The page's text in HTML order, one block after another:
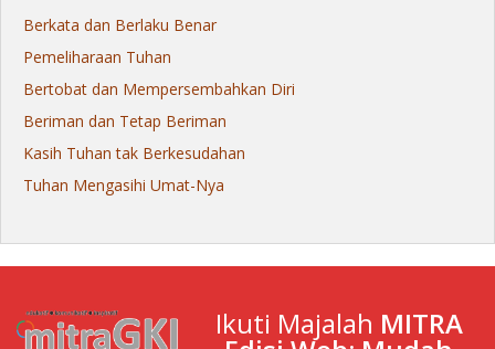
Berkata dan Berlaku Benar
Pemeliharaan Tuhan
Bertobat dan Mempersembahkan Diri
Beriman dan Tetap Beriman
Kasih Tuhan tak Berkesudahan
Tuhan Mengasihi Umat-Nya
Ikuti Majalah MITRA